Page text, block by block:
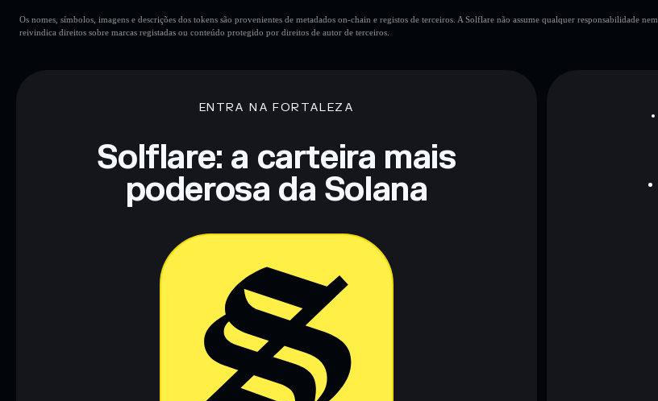
Os nomes, símbolos, imagens e descrições dos tokens são provenientes de metadados on-chain e registos de terceiros. A Solflare não assume qualquer responsabilidade nem
reivindica direitos sobre marcas registadas ou conteúdo protegido por direitos de autor de terceiros.
ENTRA NA FORTALEZA
Solflare: a carteira mais
poderosa da Solana